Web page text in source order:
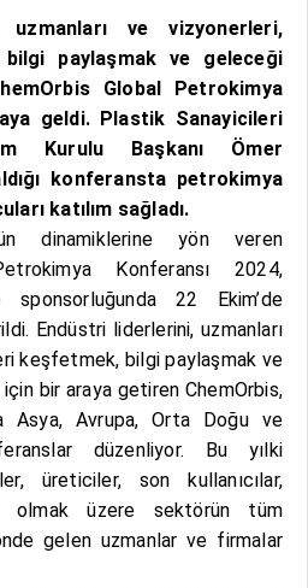
uzmanları ve vizyonerleri,
paylaşmak ve geleceği
Global Petrokimya
geldi. Plastik Sanayicileri
Kurulu Başkanı Ömer
konferansta petrokimya
katılım sağladı.
dinamiklerine yön veren
Konferansı 2024,
sponsorluğunda 22 Ekim’de
Endüstri liderlerini, uzmanları
keşfetmek, bilgi paylaşmak ve
bir araya getiren ChemOrbis,
Asya, Avrupa, Orta Doğu ve
düzenliyor. Bu yılki
üreticiler, son kullanıcılar,
olmak üzere sektörün tüm
gelen uzmanlar ve firmalar